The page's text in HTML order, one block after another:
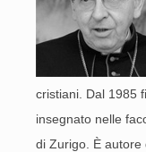
cristiani. Dal 1985
insegnato nelle
di Zurigo. È autore